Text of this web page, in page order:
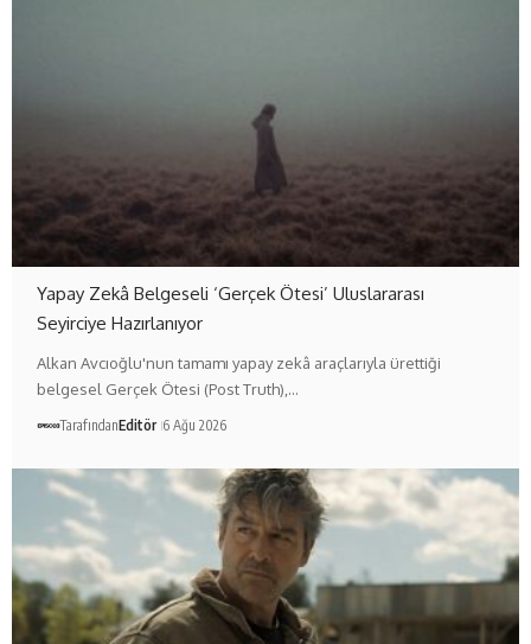
Yapay Zekâ Belgeseli ‘Gerçek Ötesi’ Uluslararası
Seyirciye Hazırlanıyor
Alkan Avcıoğlu'nun tamamı yapay zekâ araçlarıyla ürettiği
belgesel Gerçek Ötesi (Post Truth),…
TarafındanEditör 6 Ağu 2026